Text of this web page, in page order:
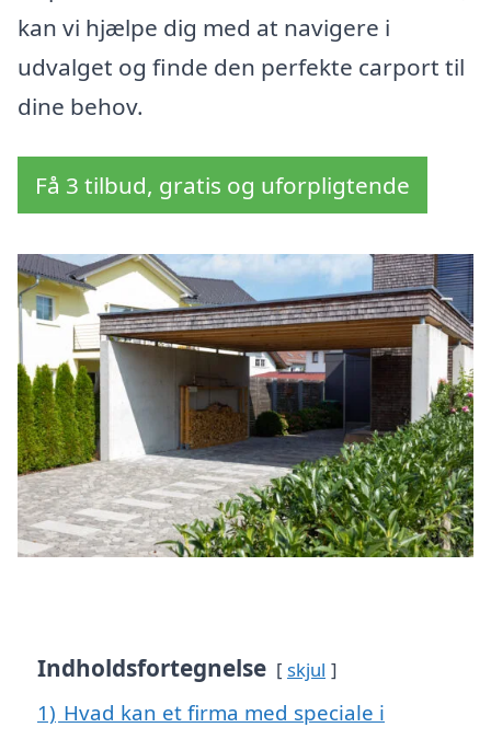
kan vi hjælpe dig med at navigere i
udvalget og finde den perfekte carport til
dine behov.
Få 3 tilbud, gratis og uforpligtende
Indholdsfortegnelse skjul
1) Hvad kan et firma med speciale i